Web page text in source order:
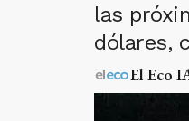
las
dólares,
El Eco